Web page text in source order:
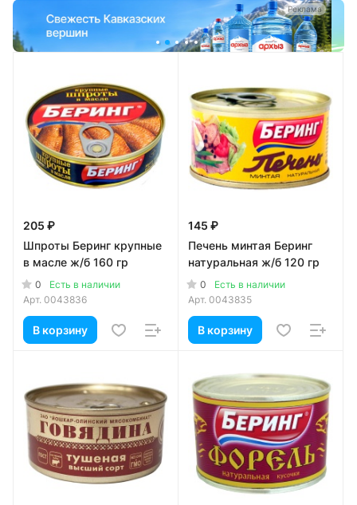
Реклама
205 ₽
Шпроты Беринг крупные
в масле ж/б 160 гр
0
Есть в наличии
Арт. 0043836
В корзину
145 ₽
Печень минтая Беринг
натуральная ж/б 120 гр
0
Есть в наличии
Арт. 0043835
В корзину